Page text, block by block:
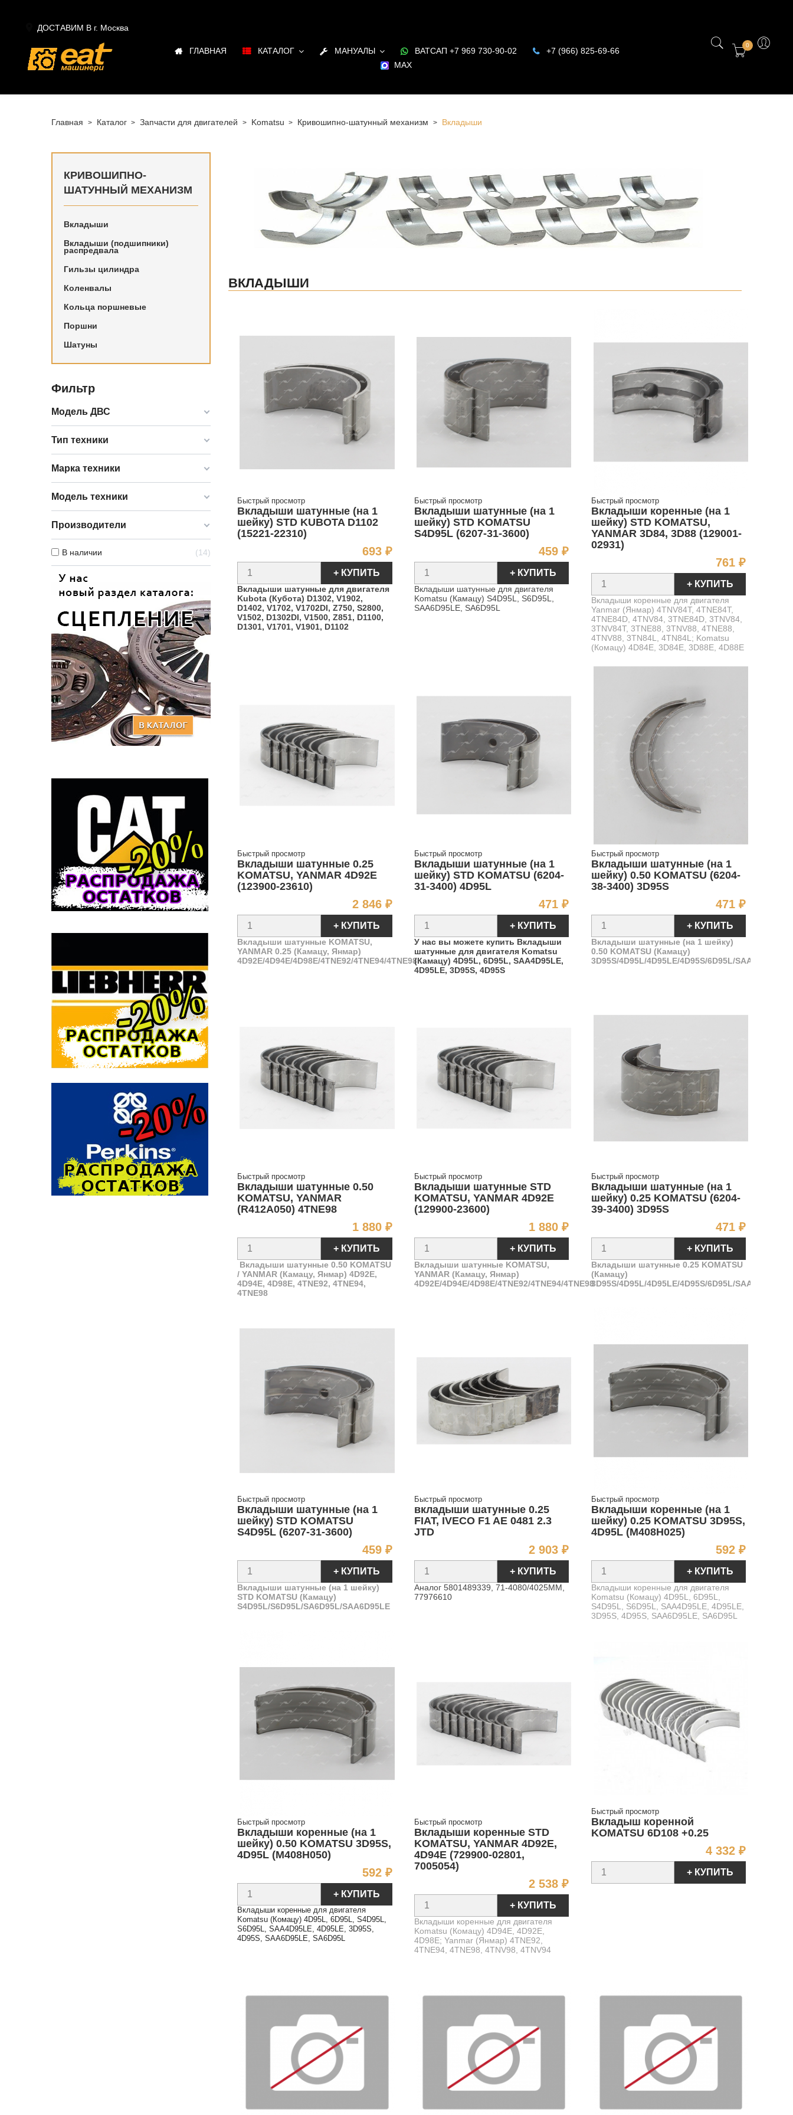
ДОСТАВИМ В г. Москва
ГЛАВНАЯ КАТАЛОГ МАНУАЛЫ ВАТСАП +7 969 730-90-02
+7 (966) 825-69-66
MAX
0
Главная Каталог Запчасти для двигателей Komatsu Кривошипно-шатунный механизм Вкладыши
КРИВОШИПНО-
ШАТУННЫЙ МЕХАНИЗМ
Вкладыши
Вкладыши (подшипники)
распредвала
Гильзы цилиндра
Коленвалы
Кольца поршневые
Поршни
Шатуны
Фильтр
Модель ДВС
Тип техники
Марка техники
Модель техники
Производители
В наличии 14
Купить в Санкт-Петербурге Вкладыши для двигателя Komatsu в
наличии и под заказ
ВКЛАДЫШИ
Быстрый просмотр
Вкладыши шатунные (на 1
шейку) STD KUBOTA D1102
(15221-22310)
693 ₽Цена
+ КУПИТЬ
Вкладыши шатунные для двигателя
Kubota (Кубота) D1302, V1902,
D1402, V1702, V1702DI, Z750, S2800,
V1502, D1302DI, V1500, Z851, D1100,
D1301, V1701, V1901, D1102
Быстрый просмотр
Вкладыши шатунные (на 1
шейку) STD KOMATSU
S4D95L (6207-31-3600)
459 ₽Цена
+ КУПИТЬ
Вкладыши шатунные для двигателя
Komatsu (Камацу) S4D95L, S6D95L,
SAA6D95LE, SA6D95L
Быстрый просмотр
Вкладыши коренные (на 1
шейку) STD KOMATSU,
YANMAR 3D84, 3D88 (129001-
02931)
761 ₽Цена
+ КУПИТЬ
Вкладыши коренные для двигателя
Yanmar (Янмар) 4TNV84T, 4TNE84T,
4TNE84D, 4TNV84, 3TNE84D, 3TNV84,
3TNV84T, 3TNE88, 3TNV88, 4TNE88,
4TNV88, 3TN84L, 4TN84L; Komatsu
(Комацу) 4D84E, 3D84E, 3D88E, 4D88E
Быстрый просмотр
Вкладыши шатунные 0.25
KOMATSU, YANMAR 4D92E
(123900-23610)
2 846 ₽Цена
+ КУПИТЬ
Вкладыши шатунные KOMATSU,
YANMAR 0.25 (Камацу, Янмар)
4D92E/4D94E/4D98E/4TNE92/4TNE94/4TNE98
Быстрый просмотр
Вкладыши шатунные (на 1
шейку) STD KOMATSU (6204-
31-3400) 4D95L
471 ₽Цена
+ КУПИТЬ
У нас вы можете купить Вкладыши
шатунные для двигателя Komatsu
(Камацу) 4D95L, 6D95L, SAA4D95LE,
4D95LE, 3D95S, 4D95S
Быстрый просмотр
Вкладыши шатунные (на 1
шейку) 0.50 KOMATSU (6204-
38-3400) 3D95S
471 ₽Цена
+ КУПИТЬ
Вкладыши шатунные (на 1 шейку)
0.50 KOMATSU (Камацу)
3D95S/4D95L/4D95LE/4D95S/6D95L/SAA4D95LE
Быстрый просмотр
Вкладыши шатунные 0.50
KOMATSU, YANMAR
(R412A050) 4TNE98
1 880 ₽Цена
+ КУПИТЬ
Вкладыши шатунные 0.50 KOMATSU
/ YANMAR (Камацу, Янмар) 4D92E,
4D94E, 4D98E, 4TNE92, 4TNE94,
4TNE98
Быстрый просмотр
Вкладыши шатунные STD
KOMATSU, YANMAR 4D92E
(129900-23600)
1 880 ₽Цена
+ КУПИТЬ
Вкладыши шатунные KOMATSU,
YANMAR (Камацу, Янмар)
4D92E/4D94E/4D98E/4TNE92/4TNE94/4TNE98
Быстрый просмотр
Вкладыши шатунные (на 1
шейку) 0.25 KOMATSU (6204-
39-3400) 3D95S
471 ₽Цена
+ КУПИТЬ
Вкладыши шатунные 0.25 KOMATSU
(Камацу)
3D95S/4D95L/4D95LE/4D95S/6D95L/SAA4D95LE
Быстрый просмотр
Вкладыши шатунные (на 1
шейку) STD KOMATSU
S4D95L (6207-31-3600)
459 ₽Цена
+ КУПИТЬ
Вкладыши шатунные (на 1 шейку)
STD KOMATSU (Камацу)
S4D95L/S6D95L/SA6D95L/SAA6D95LE
Быстрый просмотр
вкладыши шатунные 0.25
FIAT, IVECO F1 AE 0481 2.3
JTD
2 903 ₽Цена
+ КУПИТЬ
Аналог 5801489339, 71-4080/4025MM,
77976610
Быстрый просмотр
Вкладыши коренные (на 1
шейку) 0.25 KOMATSU 3D95S,
4D95L (M408H025)
592 ₽Цена
+ КУПИТЬ
Вкладыши коренные для двигателя
Komatsu (Комацу) 4D95L, 6D95L,
S4D95L, S6D95L, SAA4D95LE, 4D95LE,
3D95S, 4D95S, SAA6D95LE, SA6D95L
Быстрый просмотр
Вкладыши коренные (на 1
шейку) 0.50 KOMATSU 3D95S,
4D95L (M408H050)
592 ₽Цена
+ КУПИТЬ
Вкладыши коренные для двигателя
Komatsu (Комацу) 4D95L, 6D95L, S4D95L,
S6D95L, SAA4D95LE, 4D95LE, 3D95S,
4D95S, SAA6D95LE, SA6D95L
Быстрый просмотр
Вкладыши коренные STD
KOMATSU, YANMAR 4D92E,
4D94E (729900-02801,
7005054)
2 538 ₽Цена
+ КУПИТЬ
Вкладыши коренные для двигателя
Komatsu (Комацу) 4D94E, 4D92E,
4D98E; Yanmar (Янмар) 4TNE92,
4TNE94, 4TNE98, 4TNV98, 4TNV94
Быстрый просмотр
Вкладыш коренной
KOMATSU 6D108 +0.25
4 332 ₽Цена
+ КУПИТЬ